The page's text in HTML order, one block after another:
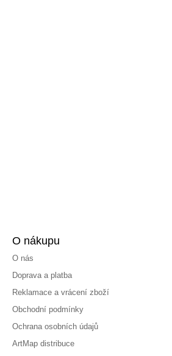
O nákupu
O nás
Doprava a platba
Reklamace a vrácení zboží
Obchodní podmínky
Ochrana osobních údajů
ArtMap distribuce